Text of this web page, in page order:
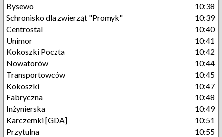
Bysewo
10:38
Schronisko dla zwierząt "Promyk"
10:39
Centrostal
10:40
Unimor
10:41
Kokoszki Poczta
10:42
Nowatorów
10:44
Transportowców
10:45
Kokoszki
10:47
Fabryczna
10:48
Inżynierska
10:49
Karczemki [GDA]
10:51
Przytulna
10:55